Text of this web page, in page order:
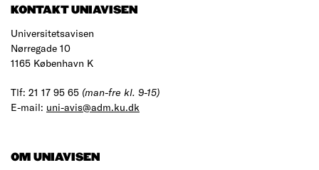
KONTAKT UNIAVISEN
Universitetsavisen
Nørregade 10
1165 København K
Tlf: 21 17 95 65 (man-fre kl. 9-15)
E-mail: uni-avis@adm.ku.dk
OM UNIAVISEN